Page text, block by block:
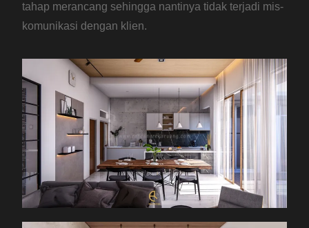
tahap merancang sehingga nantinya tidak terjadi mis-
komunikasi dengan klien.